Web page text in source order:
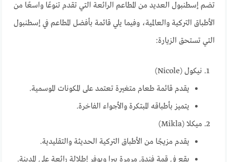
تضم إسطنبول العديد من المطاعم الرائعة التي تقدم تنوعًا واسعًا من
الأطباق التركية والعالمية، وفيما يلي قائمة بأفضل المطاعم في إسطنبول
التي تستحق الزيارة:
نيكول (Nicole)
يقدم قائمة طعام متغيرة تعتمد على المكونات الموسمية.
يتميز بأطباقه المبتكرة والأجواء الفاخرة.
ميكلا (Mikla)
يقدم مزيجًا من الأطباق التركية الحديثة والتقليدية.
يقع في قمة فندق مرمرة بيرا ويوفر إطلالة رائعة على المدينة.